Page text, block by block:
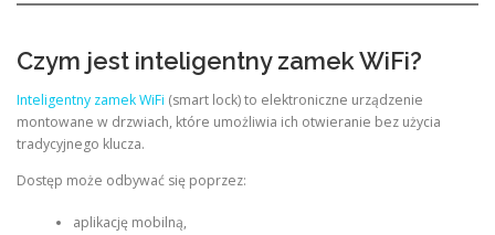
Czym jest inteligentny zamek WiFi?
Inteligentny zamek WiFi (smart lock) to elektroniczne urządzenie
montowane w drzwiach, które umożliwia ich otwieranie bez użycia
tradycyjnego klucza.
Dostęp może odbywać się poprzez:
aplikację mobilną,